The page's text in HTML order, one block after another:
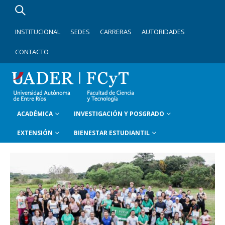
INSTITUCIONAL SEDES CARRERAS AUTORIDADES
CONTACTO
ACADÉMICA INVESTIGACIÓN Y POSGRADO
EXTENSIÓN BIENESTAR ESTUDIANTIL